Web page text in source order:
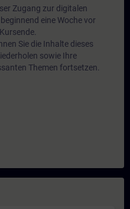
Zugang zur digitalen
eine Woche vor
Sie die Inhalte dieses
sowie Ihre
Themen fortsetzen.